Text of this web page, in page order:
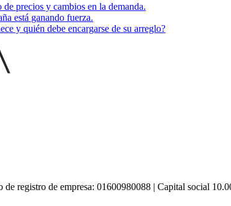
precios y cambios en la demanda.
está ganando fuerza.
y quién debe encargarse de su arreglo?
registro de empresa: 01600980088 | Capital social